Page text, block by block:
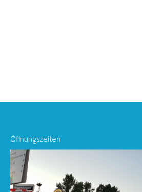
Öffnungszeiten